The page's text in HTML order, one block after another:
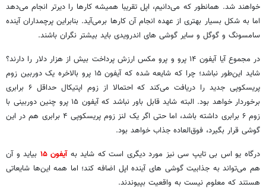
خواهند شد. همانطور که می‌دانیم، اپل تقریبا همیشه کارها را دیرتر انجام می‌دهد
اما به شکل بسیار بهتری از عهده انجام آن کارها برمی‌آید. بنابراین پرچمداران آینده
سامسونگ و گوگل و سایر گوشی های اندرویدی باید بیشتر نگران باشند.
در مجموع آیا آیفون ۱۴ پرو و پرو مکس ارزش پرداخت بیش از هزار دلار را دارند؟
شاید این‌طور نباشد؛ چرا که شایعه شده که آیفون ۱۵ پرو بالاخره یک دوربین زوم
پریسکوپی جدید را دریافت می‌کند که احتمالا از زوم اپتیکال حداقل ۶ برابری
برخوردار خواهد بود. البته شاید قابل باور نباشد که آیفون ۱۵ پرو چنین دوربینی با
زوم ۶ برابری داشته باشد، اما حتی اگر یک لنز زوم پریسکوپی ۴ برابری هم در این
گوشی قرار بگیرد، فوق‌العاده جذاب خواهد بود.
درگاه یو اس بی تایپ سی نیز مورد دیگری است که شاید بهآیفون ۱۵
بیاید و آن
هم می‌تواند به جذابیت گوشی های آینده اپل اضافه کند؛ اما همه این‌ها شایعاتی
هستند که معلوم نیست به واقعیت بپیوندند.